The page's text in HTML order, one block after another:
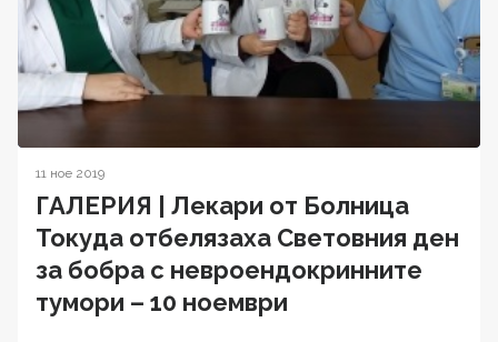
11 ное 2019
ГАЛЕРИЯ | Лекари от Болница
Токуда отбелязaха Световния ден
за бобра с невроендокринните
тумори – 10 ноември